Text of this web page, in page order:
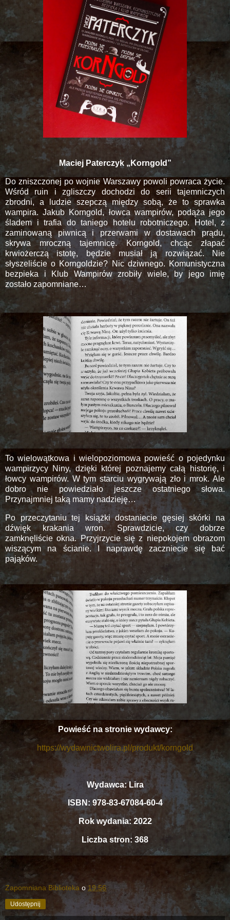
Maciej Paterczyk „Korngold”
Do zniszczonej po wojnie Warszawy powoli powraca życie.
Wśród ruin i zgliszczy dochodzi do serii tajemniczych
zbrodni, a ludzie szepczą między sobą, że to sprawka
wampira. Jakub Korngold, łowca wampirów, podąża jego
śladem i trafia do taniego hotelu robotniczego. Hotel, z
zaminowaną piwnicą i przerwami w dostawach prądu,
skrywa mroczną tajemnicę. Korngold, chcąc złapać
krwiożerczą istotę, będzie musiał ją rozwiązać. Nie
słyszeliście o Korngoldzie? Nic dziwnego. Komunistyczna
bezpieka i Klub Wampirów zrobiły wiele, by jego imię
zostało zapomniane…
To wielowątkowa i wielopoziomowa powieść o pojedynku
wampirzycy Niny, dzięki której poznajemy całą historię, i
łowcy wampirów. W tym starciu wygrywają zło i mrok. Ale
dobro nie powiedziało jeszcze ostatniego słowa.
Przynajmniej taką mamy nadzieję…
Po przeczytaniu tej książki dostaniecie gęsiej skórki na
dźwięk krakania wron. Sprawdzicie, czy dobrze
zamknęliście okna. Przyjrzycie się z niepokojem obrazom
wiszącym na ścianie. I naprawdę zaczniecie się bać
pająków.
Powieść na stronie wydawcy:
https://wydawnictwolira.pl/produkt/korngold
Wydawca: Lira
ISBN: 978-83-67084-60-4
Rok wydania: 2022
Liczba stron: 368
Zapomniana Biblioteka o 19:56
Udostępnij